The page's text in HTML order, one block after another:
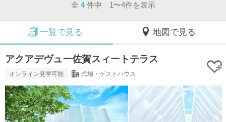
全 4 件中 1〜4件を表示
一覧で見る 地図で見る
アクアデヴュー佐賀スィートテラス
オンライン見学可能 式場・ゲストハウス